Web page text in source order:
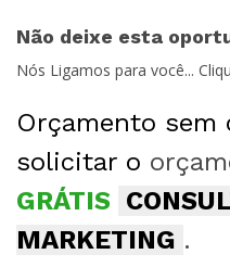
Não deixe esta
Nós Ligamos para você...
Orçamento sem
solicitar o
GRÁTIS
MARKETING .